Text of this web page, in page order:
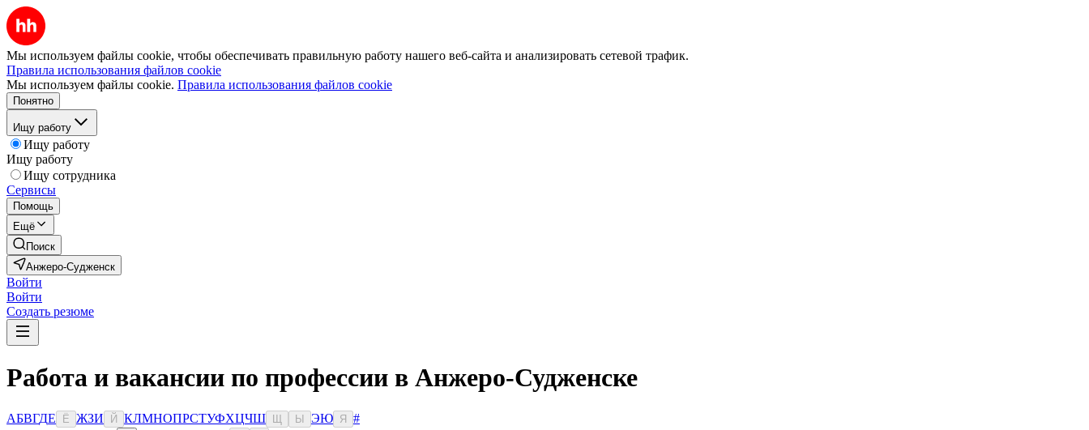
Мы используем файлы cookie, чтобы обеспечивать правильную работу нашего веб-сайта и анализировать сетевой трафик.
Правила использования файлов cookie
Мы используем файлы cookie. Правила использования файлов cookie
Понятно
Ищу работу
Ищу работу
Ищу работу
Ищу сотрудника
Сервисы
Помощь
Ещё
Поиск
Анжеро-Судженск
Войти
Войти
Создать резюме
Работа и вакансии по профессии в Анжеро-Судженске
АБВГДЕ Ё ЖЗИ Й КЛМНОПРСТУФХЦЧШ Ы ЭЮ Я
#